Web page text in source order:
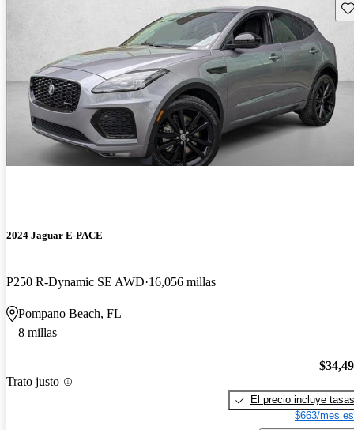
2024 Jaguar E-PACE
P250 R-Dynamic SE AWD 16,056 millas
Pompano Beach, FL
8 millas
Trato justo
El precio incluye tasas
$663/mes